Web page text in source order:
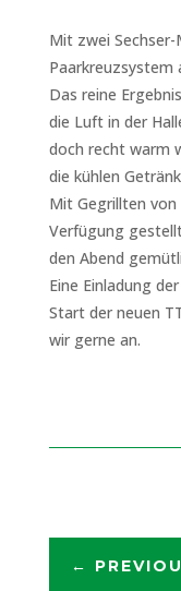
Mit zwei
Paarkreuzsystem
Das reine
die Luft in der
doch recht warm
die kühlen
Mit Gegrillten von
Verfügung
den Abend
Eine Einladung
Start der neuen
wir gerne an.
←